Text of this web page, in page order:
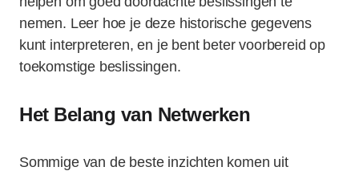
nemen. Leer hoe je deze historische gegevens
kunt interpreteren, en je bent beter voorbereid op
toekomstige beslissingen.
Het Belang van Netwerken
Sommige van de beste inzichten komen uit